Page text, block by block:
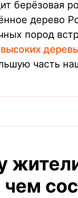
берёзовая
дерево
пород
часть